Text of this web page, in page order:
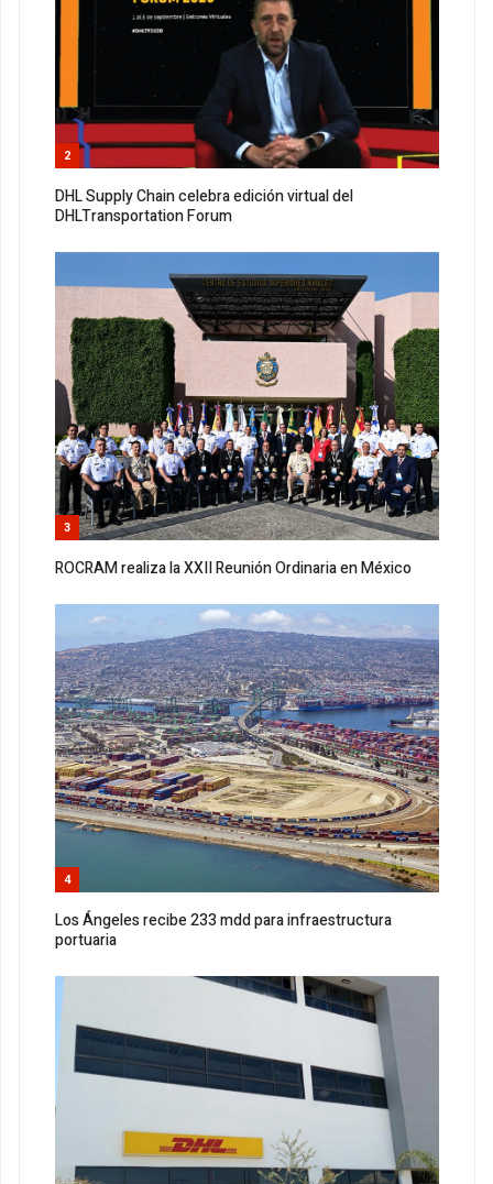
2
DHL Supply Chain celebra edición virtual del
DHLTransportation Forum
3
ROCRAM realiza la XXII Reunión Ordinaria en México
4
Los Ángeles recibe 233 mdd para infraestructura
portuaria